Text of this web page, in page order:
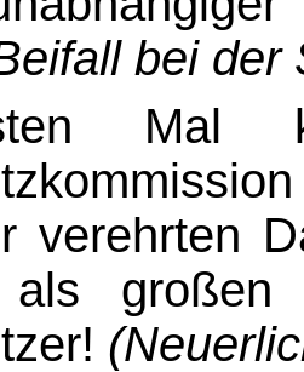
bei der
Mal
verehrten
großen